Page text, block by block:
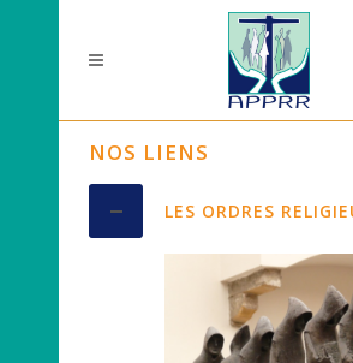
NOS LIENS
LES ORDRES